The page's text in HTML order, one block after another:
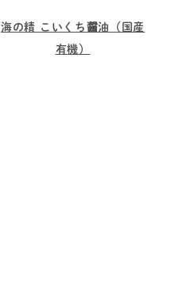
海の精 こいくち醤油（国産
有機）